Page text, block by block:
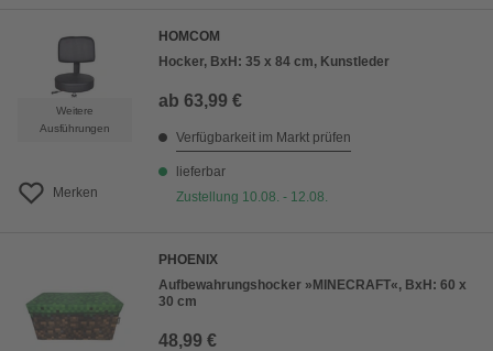
Weitere
Ausführungen
Merken
HOMCOM
Hocker, BxH: 35 x 84 cm, Kunstleder
ab 63,99 €
Verfügbarkeit im Markt prüfen
lieferbar
Zustellung 10.08. - 12.08.
PHOENIX
Aufbewahrungshocker »MINECRAFT«, BxH: 60 x
30 cm
48,99 €